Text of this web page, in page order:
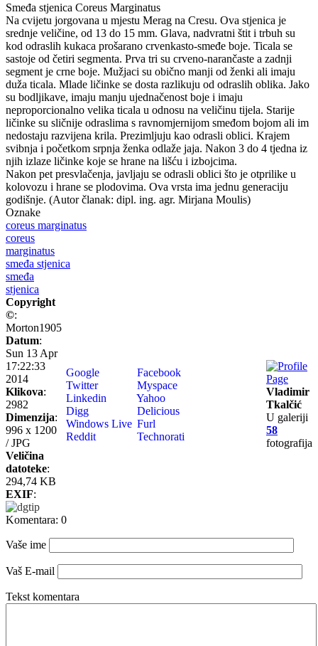
Smeđa stjenica Coreus Marginatus
Na cvijetu jorgovana u mjestu Merag na Cresu. Ova stjenica je
srednje veličine, od 13 do 15 mm. Glava, nadvratni štit i trbuh su
kod odraslih kukaca prošarano crvenkasto-smeđe boje. Ticala se
sastoje od četiri segmenta. Prva tri su crveno-narančaste a zadnji
segment je crne boje. Mužjaci su obično manji od ženki ali imaju
duža ticala. Mlade ličinke se dosta razlikuju od odraslih oblika. Jako
su bodljikave, imaju manju ujednačenost boje i imaju
neproporcionalno velika ticala u odnosu na veličinu tijela. Starije
ličinke su sličnije odraslima s ravnomjernijom smeđom bojom ali im
nedostaju razvijena krila. Prezimljuju kao odrasli oblici. Krajem
svibnja i početkom srpnja ženka odlaže jaja. Nakon 3 do 4 tjedna iz
njih izlaze ličinke koje se hrane na lišću i izbojcima.
Nakon pet presvlačenja, javljaju se odrasli oblici što je otprilike u
kolovozu i hrane se plodovima. Ova vrsta ima jednu generaciju
godišnje. (Autor članak: dipl. ing. agr. Mirjana Moulis)
Oznake
coreus marginatus
coreus
marginatus
smeđa stjenica
smeđa
stjenica
Copyright
©:
Morton1905
Datum:
Sun 13 Apr
17:22:33
2014
Klikova:
2982
Dimenzija:
996 x 1200
/ JPG
Veličina
datoteke:
294,74 KB
EXIF:
Google
Facebook
Twitter
Myspace
Linkedin
Yahoo
Digg
Delicious
Windows Live Furl
Reddit
Technorati
Vladimir
Tkalčić
U galeriji
58
fotografija
Komentara: 0
Vaše ime
Vaš E-mail
Tekst komentara